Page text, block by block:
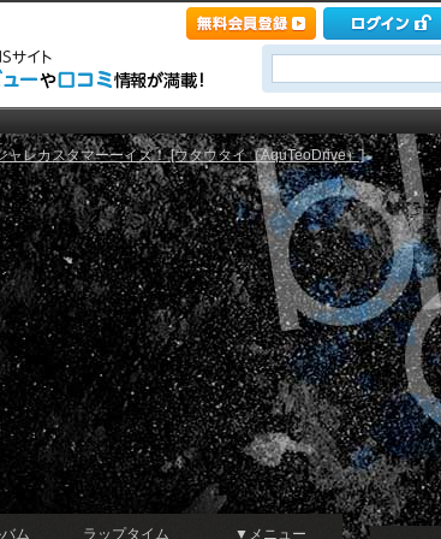
ャレカスタマーーイズ！ [ウタウタイ（AquTeoDrive）]
ム ラップタイム ▼メニュー